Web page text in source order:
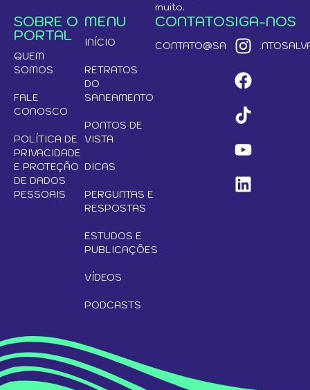
muito.
SOBRE O
PORTAL
QUEM
SOMOS
FALE
CONOSCO
POLÍTICA DE
PRIVACIDADE
E PROTEÇÃO
DE DADOS
PESSOAIS
MENU
INÍCIO
RETRATOS
DO
SANEAMENTO
PONTOS DE
VISTA
DICAS
PERGUNTAS E
RESPOSTAS
ESTUDOS E
PUBLICAÇÕES
VÍDEOS
PODCASTS
CONTATOSIGA-NOS